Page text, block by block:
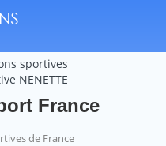
sportives
NENETTE
France
de France